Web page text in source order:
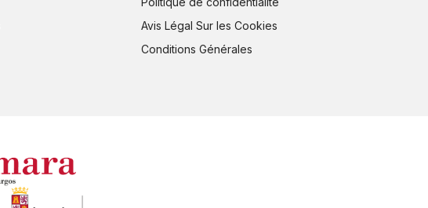
Avis Légal Sur les Cookies
Conditions Générales